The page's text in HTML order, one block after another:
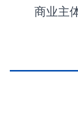
商业主